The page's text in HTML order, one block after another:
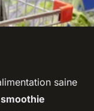
saine
smoothie